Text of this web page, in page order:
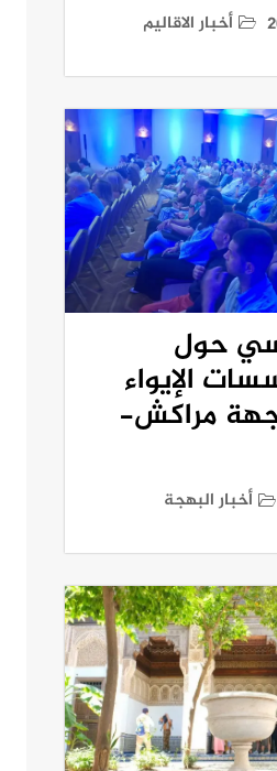
أخبار الاقاليم
حول
الإيواء
مراكش-
أخبار البهجة